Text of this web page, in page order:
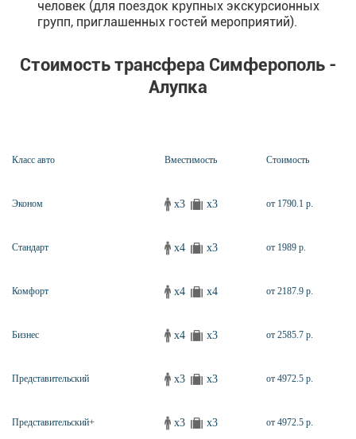
человек (для поездок крупных экскурсионных
групп, приглашенных гостей мероприятий).
Стоимость трансфера Симферополь -
Алупка
Класс авто Вместимость Стоимость
Эконом x3 x3 от 1790.1 р.
Стандарт x4 x3 от 1989 р.
Комфорт x4 x4 от 2187.9 р.
Бизнес x4 x3 от 2585.7 р.
Представительский x3 x3 от 4972.5 р.
Представительский+ x3 x3 от 4972.5 р.